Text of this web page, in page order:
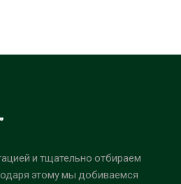
и тщательно отбираем
этому мы добиваемся